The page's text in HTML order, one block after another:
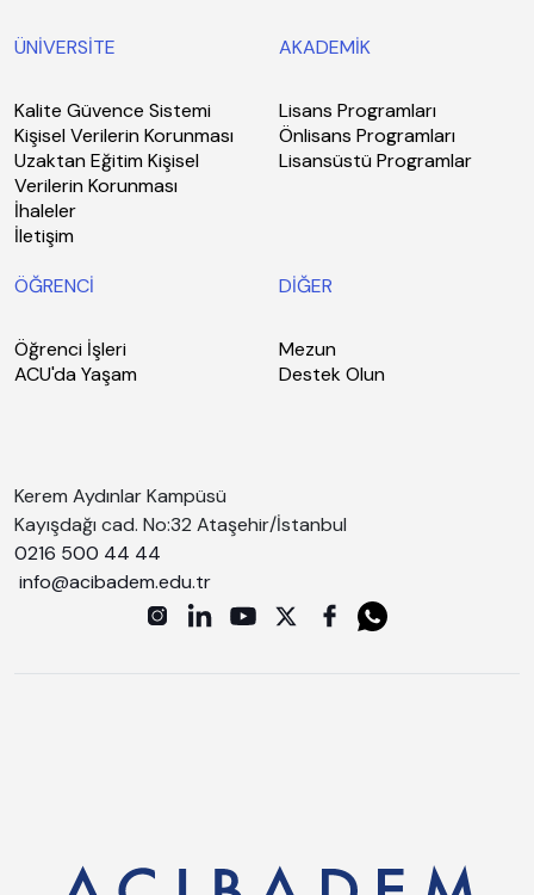
ÜNİVERSİTE
Kalite Güvence Sistemi
Kişisel Verilerin Korunması
Uzaktan Eğitim Kişisel
Verilerin Korunması
İhaleler
İletişim
AKADEMİK
Lisans Programları
Önlisans Programları
Lisansüstü Programlar
ÖĞRENCİ
Öğrenci İşleri
ACU'da Yaşam
DİĞER
Mezun
Destek Olun
Kerem Aydınlar Kampüsü
Kayışdağı cad. No:32 Ataşehir/İstanbul
0216 500 44 44
info@acibadem.edu.tr